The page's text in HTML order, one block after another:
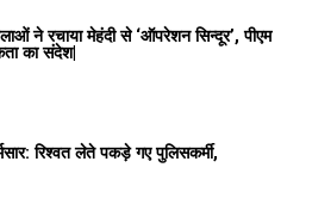
ने रचाया मेहंदी से ‘ऑपरेशन सिन्दूर’, पीएम
का संदेश|
रिश्वत लेते पकड़े गए पुलिसकर्मी,